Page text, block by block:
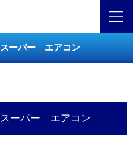
ーパー エアコン
ーパー エアコン